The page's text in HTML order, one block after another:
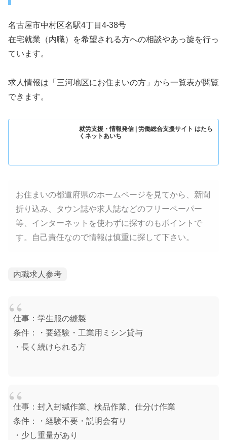
名古屋市中村区名駅4丁目4-38号
在宅就業（内職）を希望される方への相談やあっ旋を行っ
ています。
求人情報は「三河地区にお住まいの方」から一覧表が閲覧
できます。
就労支援・情報発信 | 労働総合支援サイト はたら
くネットあいち
お住まいの都道府県のホームページを見てから、新聞
折り込み、タウン誌や求人誌などのフリーペーパー
等、インターネットを使わずに探すのもポイントで
す。自己責任なので情報は慎重に探して下さい。
内職求人参考
仕事：学生服の縫製
条件：・要経験・工業用ミシン貸与
・長く続けられる方
仕事：封入封緘作業、検品作業、仕分け作業
条件：・経験不要・説明会有り
・少し重量があり